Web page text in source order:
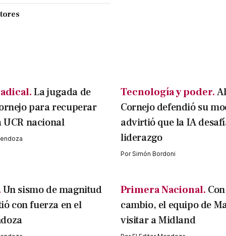
La jugada de
para recuperar
UCR nacional
Tecnología y poder.
Cornejo defendió su
advirtió que la IA
liderazgo
PorSimón Bordoni
Un sismo de magnitud
con fuerza en el
Primera Nacional.
cambio, el equipo de
visitar a Midland